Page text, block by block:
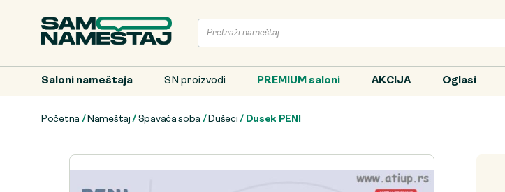
Saloni nameštaja SN proizvodi PREMIUM saloni AKCIJA Oglasi
Početna / Nameštaj / Spavaća soba / Dušeci / Dusek PENI